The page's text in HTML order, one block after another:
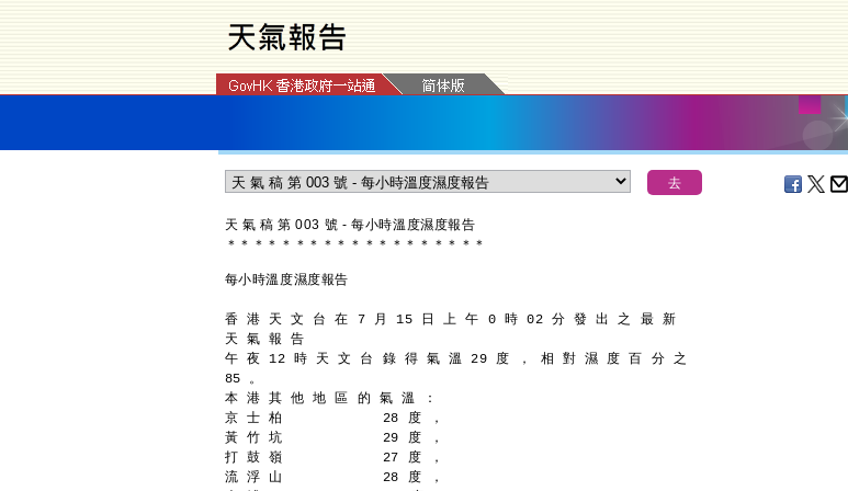
天 氣 稿 第 003 號 - 每小時溫度濕度報告
＊ ＊ ＊ ＊ ＊ ＊ ＊ ＊ ＊ ＊ ＊ ＊ ＊ ＊ ＊ ＊ ＊ ＊ ＊
每小時溫度濕度報告
香 港 天 文 台 在 7 月 15 日 上 午 0 時 02 分 發 出 之 最 新
天 氣 報 告
午 夜 12 時 天 文 台 錄 得 氣 溫 29 度 ， 相 對 濕 度 百 分 之
85 。
本 港 其 他 地 區 的 氣 溫 ：
京 士 柏            28 度 ，
黃 竹 坑            29 度 ，
打 鼓 嶺            27 度 ，
流 浮 山            28 度 ，